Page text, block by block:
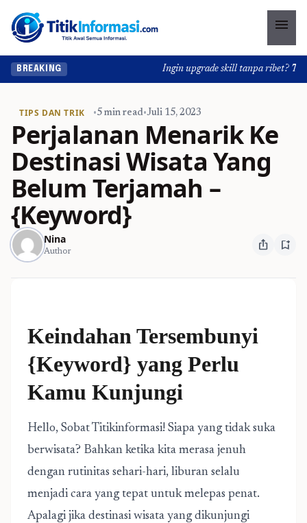
menu
BREAKING Ingin upgrade skill tanpa ribet?
TIPS DAN TRIK •5 min read•Juli 15, 2023
Perjalanan Menarik Ke
Destinasi Wisata Yang
Belum Terjamah –
{Keyword}
Nina
Author ios_share bookmark_add
Keindahan Tersembunyi
{Keyword} yang Perlu
Kamu Kunjungi
Hello, Sobat Titikinformasi! Siapa yang tidak suka
berwisata? Bahkan ketika kita merasa jenuh
dengan rutinitas sehari-hari, liburan selalu
menjadi cara yang tepat untuk melepas penat.
Apalagi jika destinasi wisata yang dikunjungi